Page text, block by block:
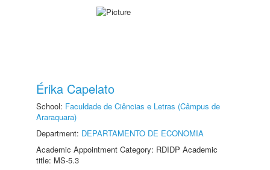
Érika Capelato
School: Faculdade de Ciências e Letras (Câmpus de
Araraquara)
Department: DEPARTAMENTO DE ECONOMIA
Academic Appointment Category: RDIDP Academic
title: MS-5.3